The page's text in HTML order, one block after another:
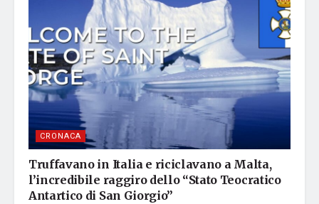
CRONACA
Truffavano in Italia e riciclavano a Malta,
l’incredibile raggiro dello “Stato Teocratico
Antartico di San Giorgio”